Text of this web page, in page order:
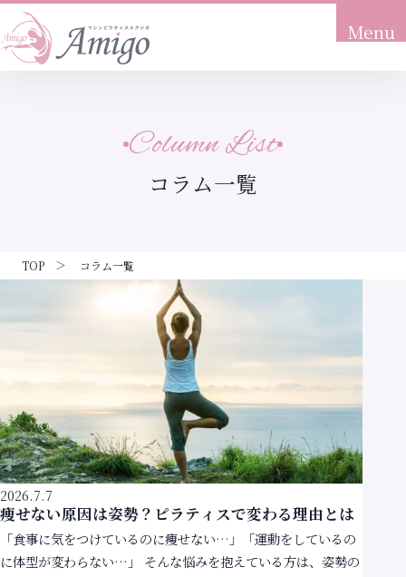
当店について
Price
体験の流れ
Flow
アクセス
Access
店舗案内
Store
無料体験予約
Menu
Column List
コラム一覧
TOP コラム一覧
2026.7.7
痩せない原因は姿勢？ピラティスで変わる理由とは
「食事に気をつけているのに痩せない…」「運動をしているの
に体型が変わらない…」 そんな悩みを抱えている方は、姿勢の